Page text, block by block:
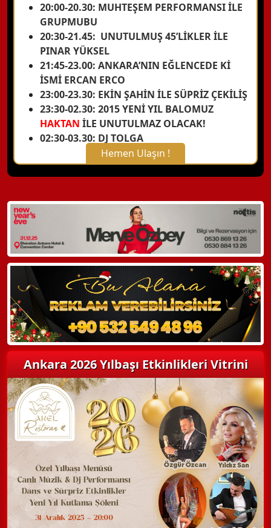
20:00-20.30: MUHTEŞEM PERFORMANSI İLE
GRUPMUBU
20:30-21.45: UNUTULMUŞ 45’LİKLER İLE
PINAR YÜKSEL
21:45-23.00: ANKARA’NIN EĞLENCEDE Kİ
İSMİ ERCAN ERCO
23:00-23.30: EKİN ŞAHİN İLE SÜPRİZ ÇEKİLİŞ
23:30-02.30: 2015 YENİ YIL BALOMUZ
HAKTAN İLE UNUTULMAZ OLACAK!
02:30-03.30: DJ TOLGA
Hemen Ulaşın !
X Kapat
WhatsApp ile Bilgi Alın
Hemen Arayın
Detaylı Bilgi Alın
Ankara 2026 Yılbaşı Etkinlikleri Vitrini